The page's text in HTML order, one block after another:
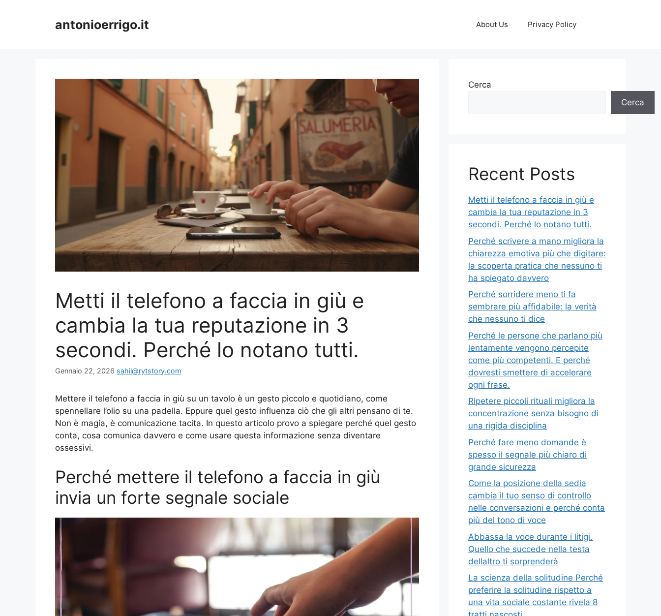
antonioerrigo.it About Us Privacy Policy
Metti il telefono a faccia in giù e
cambia la tua reputazione in 3
secondi. Perché lo notano tutti.
Gennaio 22, 2026 sahil@rytstory.com
Mettere il telefono a faccia in giù su un tavolo è un gesto piccolo e quotidiano, come
spennellare l’olio su una padella. Eppure quel gesto influenza ciò che gli altri pensano di te.
Non è magia, è comunicazione tacita. In questo articolo provo a spiegare perché quel gesto
conta, cosa comunica davvero e come usare questa informazione senza diventare
ossessivi.
Perché mettere il telefono a faccia in giù
invia un forte segnale sociale
Cerca
Cerca
Recent Posts
Metti il telefono a faccia in giù e
cambia la tua reputazione in 3
secondi. Perché lo notano tutti.
Perché scrivere a mano migliora la
chiarezza emotiva più che digitare:
la scoperta pratica che nessuno ti
ha spiegato davvero
Perché sorridere meno ti fa
sembrare più affidabile: la verità
che nessuno ti dice
Perché le persone che parlano più
lentamente vengono percepite
come più competenti. E perché
dovresti smettere di accelerare
ogni frase.
Ripetere piccoli rituali migliora la
concentrazione senza bisogno di
una rigida disciplina
Perché fare meno domande è
spesso il segnale più chiaro di
grande sicurezza
Come la posizione della sedia
cambia il tuo senso di controllo
nelle conversazioni e perché conta
più del tono di voce
Abbassa la voce durante i litigi.
Quello che succede nella testa
dellaltro ti sorprenderà
La scienza della solitudine Perché
preferire la solitudine rispetto a
una vita sociale costante rivela 8